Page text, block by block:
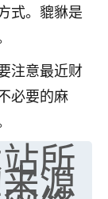
式。貔貅是
注意最近财
必要的麻
所
源